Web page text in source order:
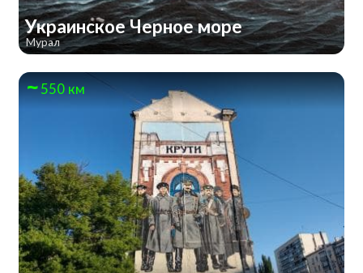
Украинское Черное море
Мурал
550 км